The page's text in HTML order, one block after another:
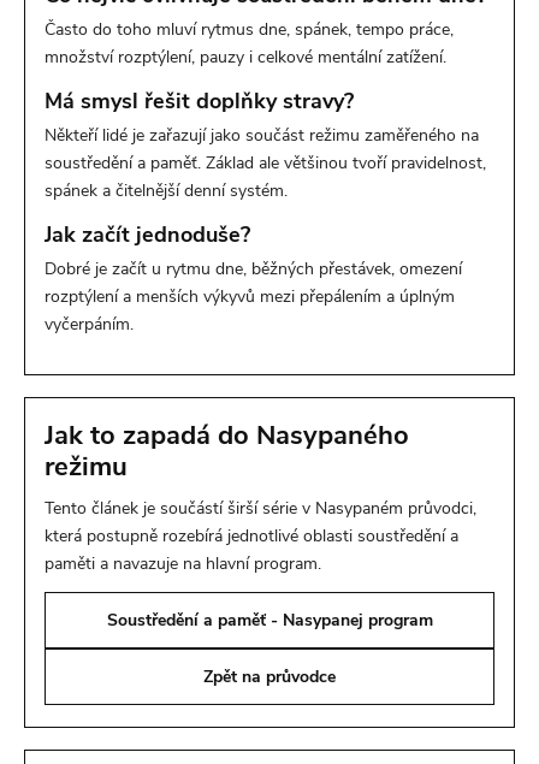
Často do toho mluví rytmus dne, spánek, tempo práce,
množství rozptýlení, pauzy i celkové mentální zatížení.
Má smysl řešit doplňky stravy?
Někteří lidé je zařazují jako součást režimu zaměřeného na
soustředění a paměť. Základ ale většinou tvoří pravidelnost,
spánek a čitelnější denní systém.
Jak začít jednoduše?
Dobré je začít u rytmu dne, běžných přestávek, omezení
rozptýlení a menších výkyvů mezi přepálením a úplným
vyčerpáním.
Jak to zapadá do Nasypaného
režimu
Tento článek je součástí širší série v Nasypaném průvodci,
která postupně rozebírá jednotlivé oblasti soustředění a
paměti a navazuje na hlavní program.
Soustředění a paměť - Nasypanej program
Zpět na průvodce